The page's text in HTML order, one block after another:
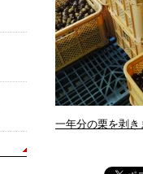
一年分の栗を剥き